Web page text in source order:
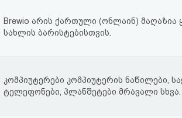
Brewio არის ქართული (ონლაინ)
სახლის ბარისტებისთვის.
კომპიუტერები კომპიუტერის ნაწილები,
ტელეფონები, პლანშეტები მრავალი სხვა.